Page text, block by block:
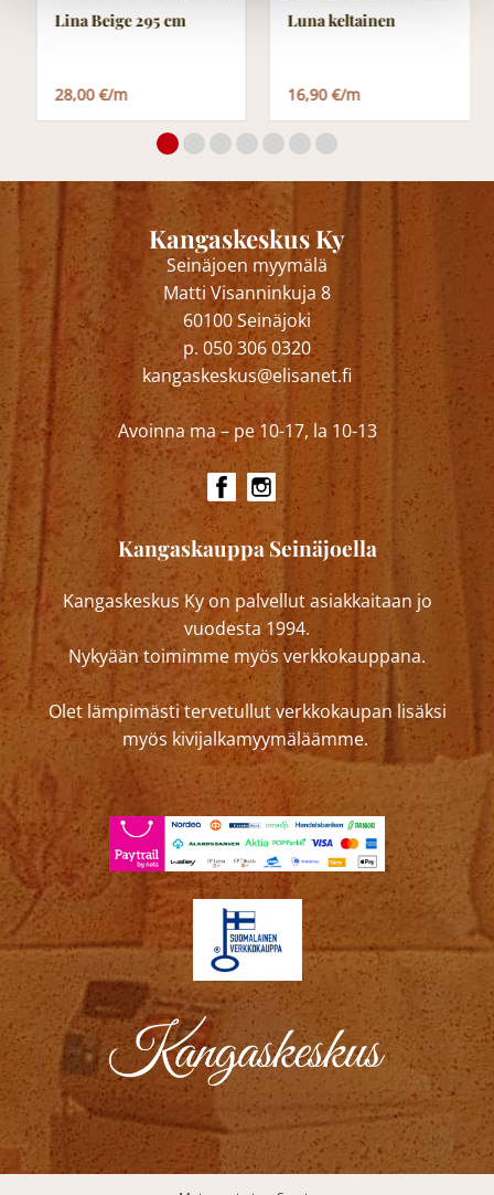
Lina Beige 295 cm
28,00 €/m
Luna keltainen
16,90 €/m
Kangaskeskus Ky
Seinäjoen myymälä
Matti Visanninkuja 8
60100 Seinäjoki
p. 050 306 0320
kangaskeskus@elisanet.fi
Avoinna ma – pe 10-17, la 10-13
Kangaskauppa Seinäjoella
Kangaskeskus Ky on palvellut asiakkaitaan jo
vuodesta 1994.
Nykyään toimimme myös verkkokauppana.
Olet lämpimästi tervetullut verkkokaupan lisäksi
myös kivijalkamyymäläämme.